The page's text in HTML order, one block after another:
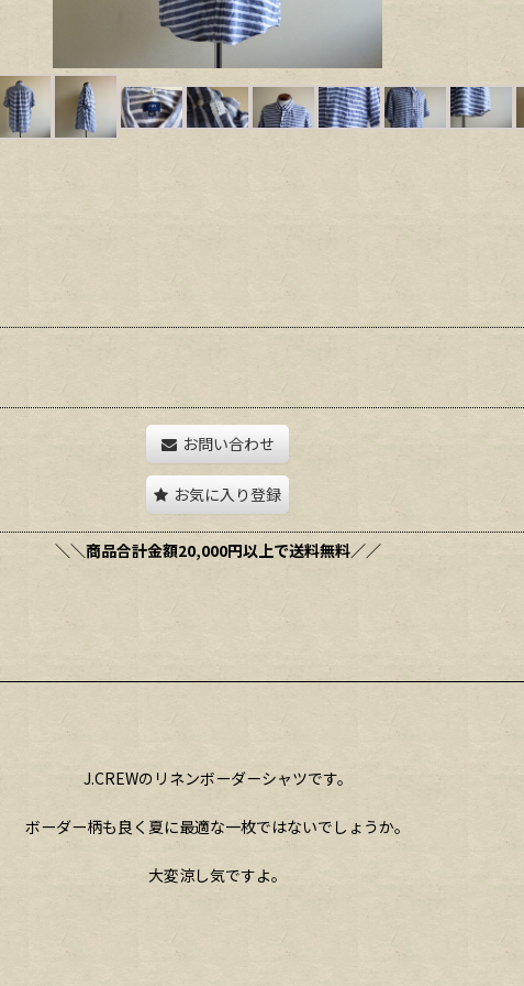
お問い合わせ
お気に入り登録
＼＼商品合計金額20,000円以上で送料無料／／
J.CREWのリネンボーダーシャツです。
ボーダー柄も良く夏に最適な一枚ではないでしょうか。
大変涼し気ですよ。